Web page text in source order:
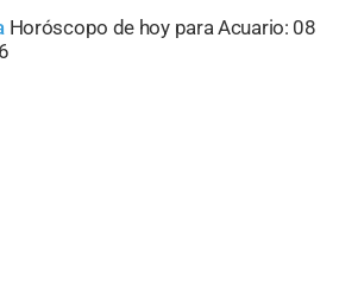
Horóscopo de hoy para Acuario: 08